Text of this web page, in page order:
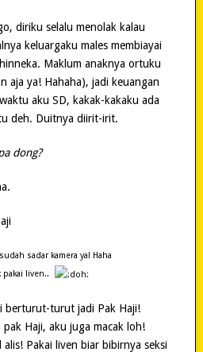
diriku selalu menolak kalau
keluargaku males membiayai
Maklum anaknya ortuku
aja ya! Hahaha), jadi keuangan
aku SD, kakak-kakaku ada
deh. Duitnya diirit-irit.
dong?
sadar kamera ya! Haha
pakai liven..
berturut-turut jadi Pak Haji!
pak Haji, aku juga macak loh!
alis! Pakai liven biar bibirnya seksi